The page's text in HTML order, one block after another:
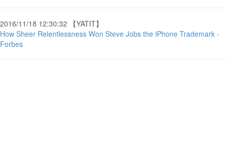
2016/11/18 12:30:32 【YATIT】
How Sheer Relentlessness Won Steve Jobs the iPhone Trademark -
Forbes